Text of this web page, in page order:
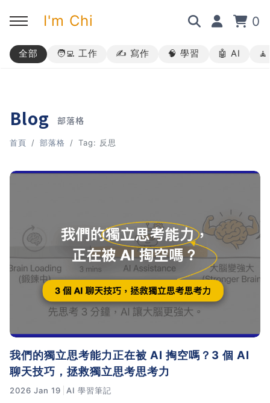
I'm Chi 0
回主選單
➡︎ 訂閱制方案
回主選單
➡︎ 1 對 1 寫作教練
回主選單
➡︎ 線上課程
回主選單
所有主題
使用思維
AI 職場應用｜上班族的 AI 學
習術
AI 職場應用｜NotebookLM
職場工作復盤術
職場思維與工作術｜時間管理
全部 🧑‍💻 工作 ✍️ 寫作 🧠 學習 🤖 AI
Blog 部落格
首頁 部落格 Tag: 反思
我們的獨立思考能力正在被 AI 掏空嗎？3 個 AI
聊天技巧，拯救獨立思考思考力
2026 Jan 19 AI 學習筆記